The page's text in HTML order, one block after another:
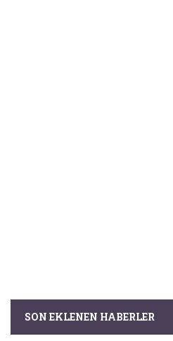
SON EKLENEN HABERLER